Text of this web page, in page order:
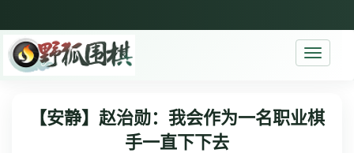
Toggle
【安静】赵治勋：我会作为一名职业棋
手一直下下去